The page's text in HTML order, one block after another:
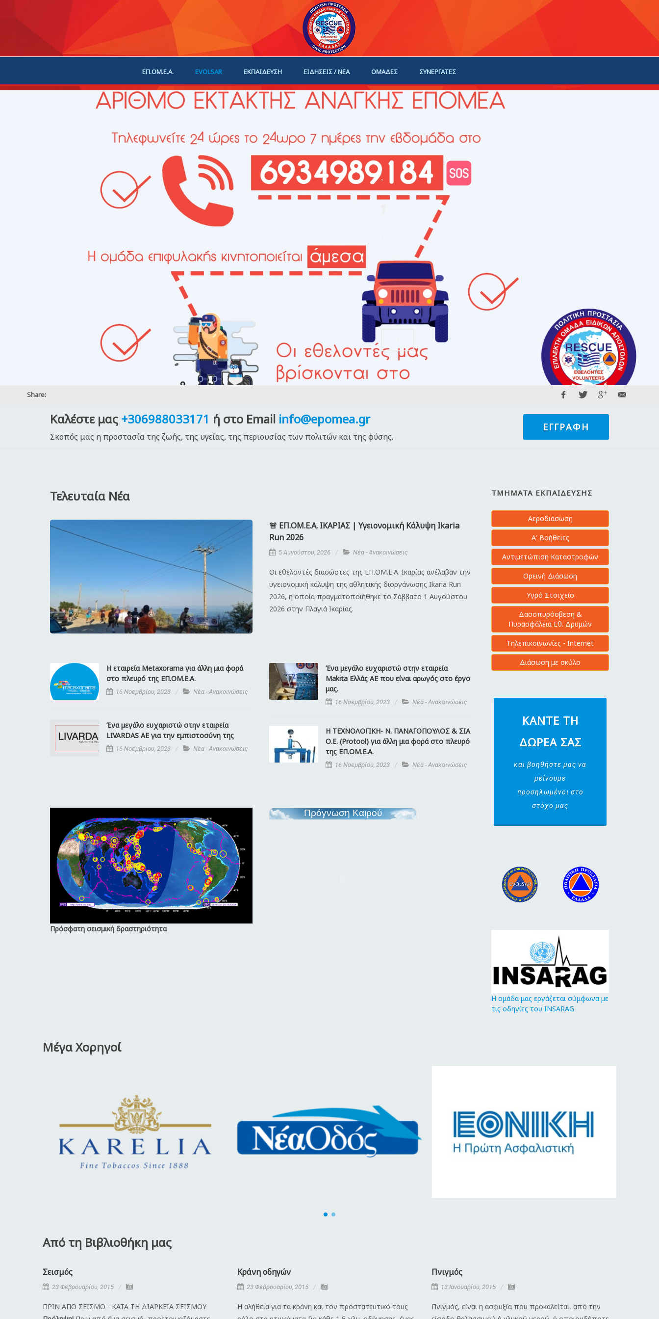
ΕΠ.ΟΜ.Ε.Α. EVOLSAR ΕΚΠΑΙΔΕΥΣΗ ΕΙΔΗΣΕΙΣ / ΝΕΑ ΟΜΑΔΕΣ ΣΥΝΕΡΓΑΤΕΣ
ΕΠΙΚΟΙΝΩΝΙΑ ΧΟΡΗΓΟΙ ΓΙΝΕ ΜΕΛΟΣ
,
,
Share:
Καλέστε μας +306988033171 ή στο Email info@epomea.gr
Σκοπός μας η προστασία της ζωής, της υγείας, της περιουσίας των πολιτών και της φύσης.
ΕΓΓΡΑΦΉ
Τελευταία Νέα
🚨 ΕΠ.ΟΜ.Ε.Α. ΙΚΑΡΙΑΣ | Υγειονομική Κάλυψη Ikaria
Run 2026
5 Αυγούστου, 2026 Νέα - Ανακοινώσεις
Οι εθελοντές διασώστες της ΕΠ.ΟΜ.Ε.Α. Ικαρίας ανέλαβαν την
υγειονομική κάλυψη της αθλητικής διοργάνωσης Ikaria Run
2026, η οποία πραγματοποιήθηκε το Σάββατο 1 Αυγούστου
2026 στην Πλαγιά Ικαρίας.
Η εταιρεία Metaxorama για άλλη μια φορά
στο πλευρό της ΕΠ.ΟΜ.Ε.Α.
16 Νοεμβρίου, 2023 Νέα - Ανακοινώσεις
Ένα μεγάλο ευχαριστώ στην εταιρεία
LIVARDAS ΑΕ για την εμπιστοσύνη της
16 Νοεμβρίου, 2023 Νέα - Ανακοινώσεις
Ένα μεγάλο ευχαριστώ στην εταιρεία
Makita Ελλάς ΑΕ που είναι αρωγός στο έργο
μας.
16 Νοεμβρίου, 2023 Νέα - Ανακοινώσεις
Η ΤΕΧΝΟΛΟΓΙΚΗ- Ν. ΠΑΝΑΓΟΠΟΥΛΟΣ & ΣΙΑ
Ο.Ε. (Protool) για άλλη μια φορά στο πλευρό
της ΕΠ.ΟΜ.Ε.Α.
16 Νοεμβρίου, 2023 Νέα - Ανακοινώσεις
Πρόσφατη σεισμική δραστηριότητα
ΤΜΉΜΑΤΑ ΕΚΠΑΊΔΕΥΣΗΣ
Αεροδιάσωση
Α' Βοήθειες
Αντιμετώπιση Καταστροφών
Ορεινή Διάσωση
Υγρό Στοιχείο
Δασοπυρόσβεση &
Πυρασφάλεια Εθ. Δρυμών
Τηλεπικοινωνίες - Internet
Διάσωση με σκύλο
ΚΆΝΤΕ ΤΗ
ΔΩΡΕΆ ΣΑΣ
και βοηθήστε μας να
μείνουμε
προσηλωμένοι στο
στόχο μας
Η ομάδα μας εργάζεται σύμφωνα με
τις οδηγίες του INSARAG
Μέγα Χορηγοί
Από τη Βιβλιοθήκη μας
Σεισμός
23 Φεβρουαρίου, 2015
ΠΡΙΝ ΑΠΟ ΣΕΙΣΜΟ - ΚΑΤΑ ΤΗ ΔΙΑΡΚΕΙΑ ΣΕΙΣΜΟΥ
Κράνη οδηγών
23 Φεβρουαρίου, 2015
Η αλήθεια για τα κράνη και τον προστατευτικό τους
Πνιγμός
13 Ιανουαρίου, 2015
Πνιγμός, είναι η ασφυξία που προκαλείται, από την